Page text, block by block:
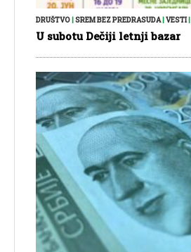
DRUŠTVO SREM BEZ PREDRASUDA| VESTI|
U subotu Dečiji letnji bazar